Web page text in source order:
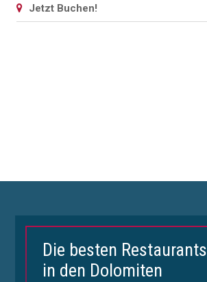
Jetzt Buchen!
Die besten Restaurants
in den Dolomiten